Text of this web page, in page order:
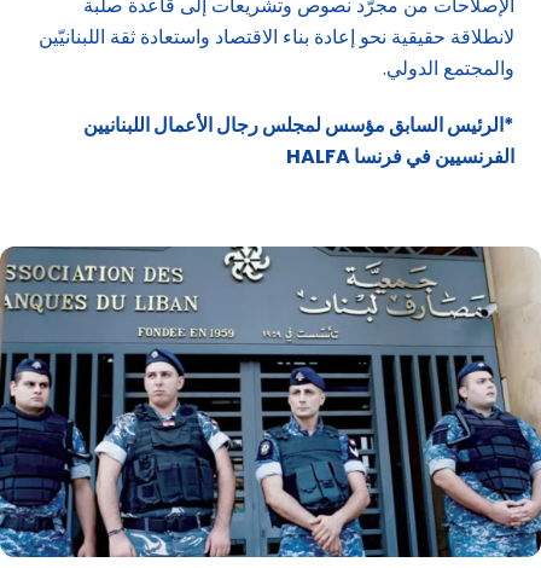
الإصلاحات من مجرّد نصوص وتشريعات إلى قاعدة صلبة
لانطلاقة حقيقية نحو إعادة بناء الاقتصاد واستعادة ثقة اللبنانيّين
والمجتمع الدولي.
*الرئيس السابق مؤسس لمجلس رجال الأعمال اللبنانيين
الفرنسيين في فرنساHALFA